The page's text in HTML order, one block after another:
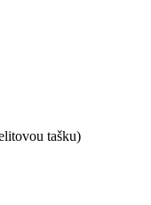
tašku)